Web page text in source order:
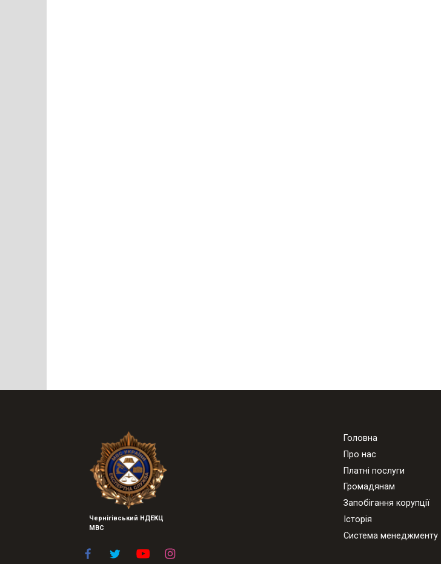
Чернігівський НДЕКЦ
МВС
Головна
Про нас
Платні послуги
Громадянам
Запобігання корупції
Історія
Система менеджменту